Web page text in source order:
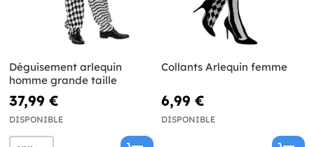
Déguisement arlequin
homme grande taille
37,99 €
DISPONIBLE
Collants Arlequin femme
6,99 €
DISPONIBLE